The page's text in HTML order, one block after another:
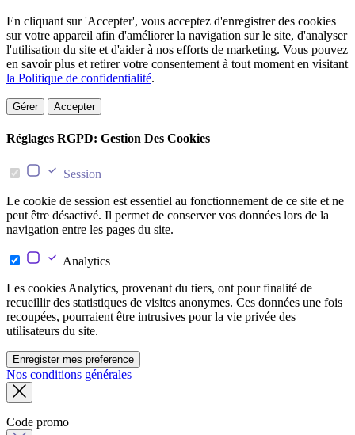
En cliquant sur 'Accepter', vous acceptez d'enregistrer des cookies
sur votre appareil afin d'améliorer la navigation sur le site, d'analyser
l'utilisation du site et d'aider à nos efforts de marketing. Vous pouvez
en savoir plus et retirer votre consentement à tout moment en visitant
la Politique de confidentialité.
Gérer Accepter
Réglages RGPD: Gestion Des Cookies
Session
Le cookie de session est essentiel au fonctionnement de ce site et ne
peut être désactivé. Il permet de conserver vos données lors de la
navigation entre les pages du site.
Analytics
Les cookies Analytics, provenant du tiers, ont pour finalité de
recueillir des statistiques de visites anonymes. Ces données une fois
recoupées, pourraient être intrusives pour la vie privée des
utilisateurs du site.
Enregister mes preference
Nos conditions générales
Code promo